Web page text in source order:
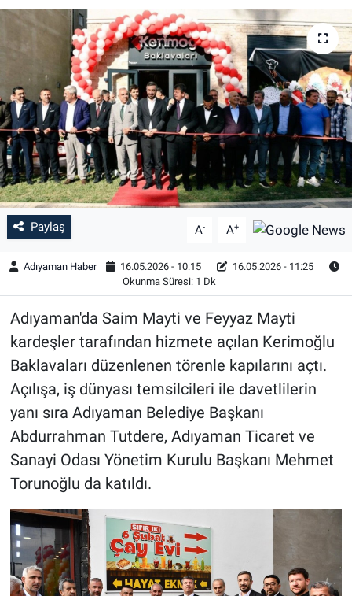
Paylaş A- A+
Adıyaman Haber 16.05.2026 - 10:15
16.05.2026 - 11:25
Okunma Süresi: 1 Dk
Adıyaman'da Saim Mayti ve Feyyaz Mayti
kardeşler tarafından hizmete açılan Kerimoğlu
Baklavaları düzenlenen törenle kapılarını açtı.
Açılışa, iş dünyası temsilcileri ile davetlilerin
yanı sıra Adıyaman Belediye Başkanı
Abdurrahman Tutdere, Adıyaman Ticaret ve
Sanayi Odası Yönetim Kurulu Başkanı Mehmet
Torunoğlu da katıldı.
Sağlık
Özel Haber
Kültür Sanat
Eğitim
Ekonomi
Yaşam
BİLİM VE TEKNOLOJİ
Şambayat Haber
Haber Arşivi